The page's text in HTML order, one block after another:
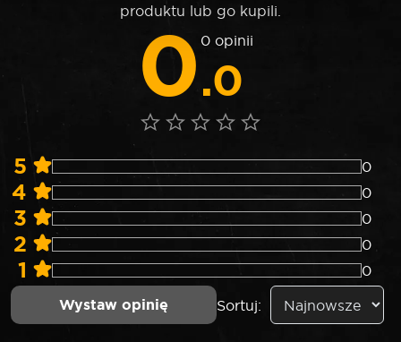
produktu lub go kupili.
0.0
0 opinii
5 0
4 0
3 0
2 0
1 0
Wystaw opinię Sortuj: